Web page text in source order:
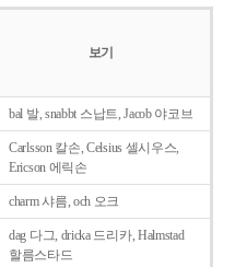
보기
bal 발, snabbt 스납트, Jacob 야코브
Carlsson 칼손, Celsius 셀시우스,
Ericson 에릭손
charm 샤름, och 오크
dag 다그, dricka 드리카, Halmstad
할름스타드